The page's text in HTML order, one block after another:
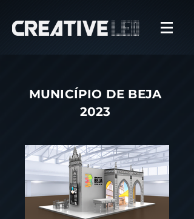
MUNICÍPIO DE BEJA
2023